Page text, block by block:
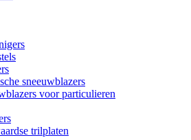
sneeuwblazers
voor particulieren
trilplaten